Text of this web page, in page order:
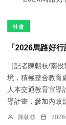
社會
「2026馬路好
［記者陳朝枝/南
境，積極整合教育
人本交通教育宣導
導計畫，參加內政
陳朝枝 2026